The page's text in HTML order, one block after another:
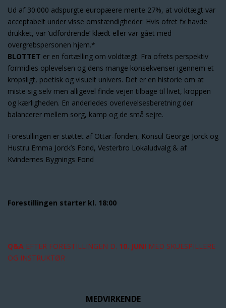
Ud af 30.000 adspurgte europæere mente 27%, at voldtægt var
acceptabelt under visse omstændigheder: Hvis ofret fx havde
drukket, var ’udfordrende’ klædt eller var gået med
overgrebspersonen hjem.*
BLOTTET er en fortælling om voldtægt. Fra ofrets perspektiv
formidles oplevelsen og dens mange konsekvenser igennem et
kropsligt, poetisk og visuelt univers. Det er en historie om at
miste sig selv men alligevel finde vejen tilbage til livet, kroppen
og kærligheden. En anderledes overlevelsesberetning der
balancerer mellem sorg, kamp og de små sejre.
Forestillingen er støttet af Ottar-fonden, Konsul George Jorck og
Hustru Emma Jorck’s Fond, Vesterbro Lokaludvalg & af
Kvindernes Bygnings Fond
Forestillingen starter kl. 18:00
Q&A EFTER FORESTILLINGEN D. 10. JUNI MED SKUESPILLERE
OG INSTRUKTØR
MEDVIRKENDE